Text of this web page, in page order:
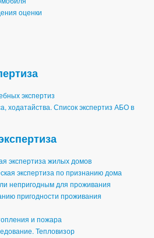
оценки
экспертиз
ходатайства. Список экспертиз АБО в
экспертиза жилых домов
экспертиза по признанию дома
непригодным для проживания
пригодности проживания
и пожара
Тепловизор